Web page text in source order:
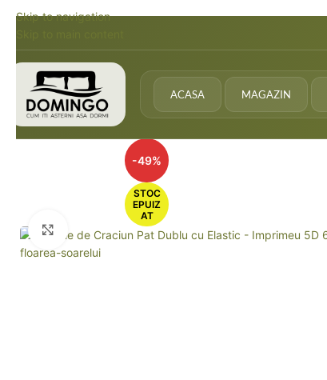
Skip to navigation
ACASA MAGAZIN
-49%
STOC
EPUIZ
AT
Faceți click pentru a mări